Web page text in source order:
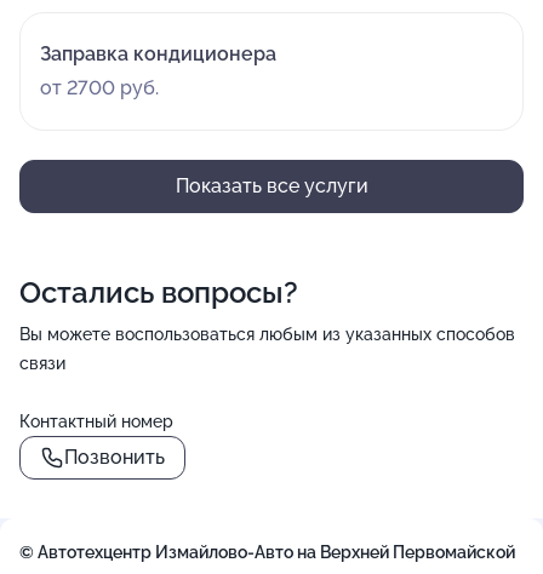
Заправка кондиционера
от 2700 руб.
Показать все услуги
Остались вопросы?
Вы можете воспользоваться любым из указанных способов
связи
Контактный номер
Позвонить
© Автотехцентр Измайлово-Авто на Верхней Первомайской